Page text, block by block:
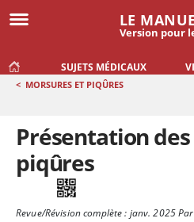
LE
Version pour
SUJETS MÉDICAUX
< MORSURES ET PIQÛRES
Présentation
piqûres
Revue/Révision complète : janv. 2025Par